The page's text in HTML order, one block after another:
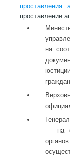
проставления
проставление
на
— на